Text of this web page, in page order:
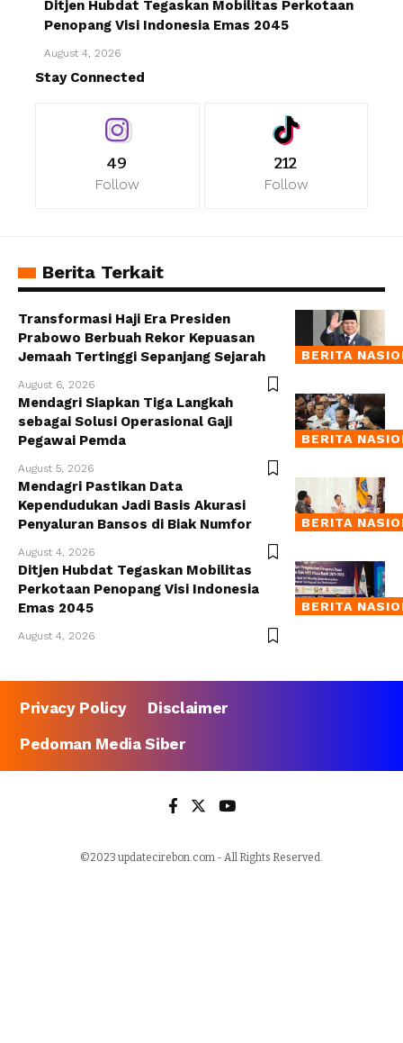
Ditjen Hubdat Tegaskan Mobilitas Perkotaan
Penopang Visi Indonesia Emas 2045
August 4, 2026
Stay Connected
49
Follow
212
Follow
Berita Terkait
BERITA
Transformasi Haji Era Presiden
Prabowo Berbuah Rekor Kepuasan
Jemaah Tertinggi Sepanjang Sejarah
August 6, 2026
BERITA
Mendagri Siapkan Tiga Langkah
sebagai Solusi Operasional Gaji
Pegawai Pemda
August 5, 2026
BERITA
Mendagri Pastikan Data
Kependudukan Jadi Basis Akurasi
Penyaluran Bansos di Biak Numfor
August 4, 2026
BERITA
Ditjen Hubdat Tegaskan Mobilitas
Perkotaan Penopang Visi Indonesia
Emas 2045
August 4, 2026
Privacy Policy
Disclaimer
Pedoman Media Siber
©2023 updatecirebon.com - All Rights Reserved.